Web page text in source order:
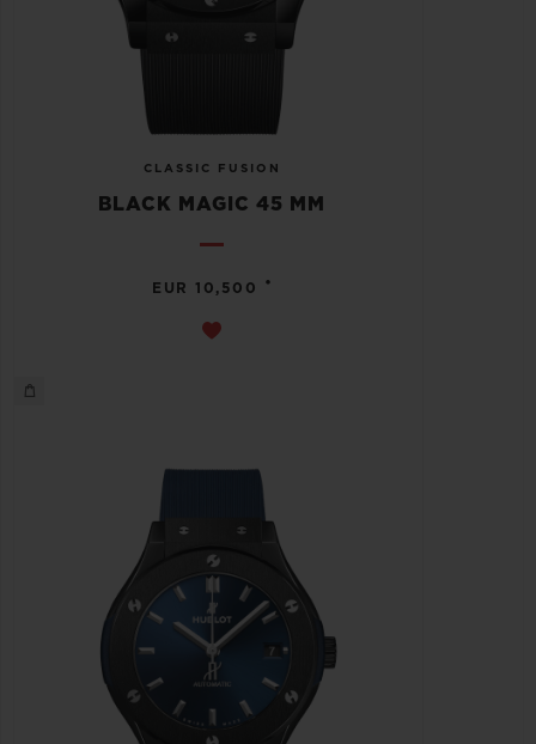
CLASSIC FUSION
BLACK MAGIC 45 MM
EUR 10,500 •